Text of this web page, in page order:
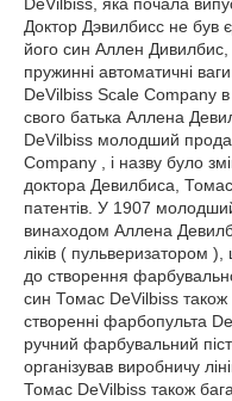
Доктор Дэвилбисс не був
його син Аллен
пружинні автоматичні
DeVilbiss Scale Company в
свого батька Аллена
DeVilbiss молодший
Company , і назву було
доктора Девилбиса,
патентів. У 1907
винаходом Аллена
ліків ( пульверизатором
до створення
син Томас DeVilbiss також
створенні фарбопульта
ручний фарбувальний
організував виробничу
Томас DeVilbiss також